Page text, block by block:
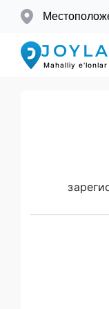
JOYLA
Mahalliy e'lonlar
Мода и